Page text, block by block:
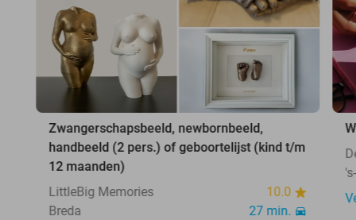
Zwangerschapsbeeld, newbornbeeld,
handbeeld (2 pers.) of geboortelijst (kind t/m
12 maanden)
LittleBig Memories
10.0
Breda
27 min.